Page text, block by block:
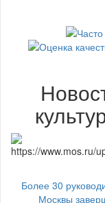
Более 30
Москвы